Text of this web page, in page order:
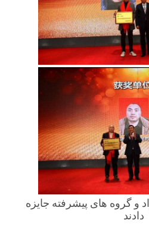
و گروه های پیشرفته جایزه
دادند